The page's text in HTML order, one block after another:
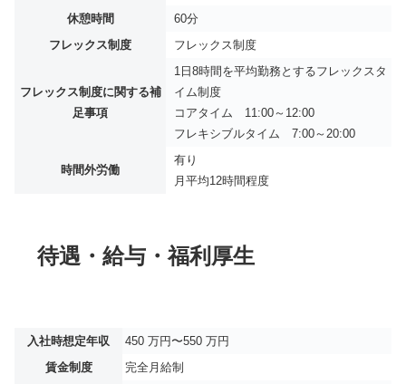
休憩時間
60分
フレックス制度
フレックス制度
フレックス制度に関する補
足事項
1日8時間を平均勤務とするフレックスタ
イム制度
コアタイム 11:00～12:00
フレキシブルタイム 7:00～20:00
時間外労働
有り
月平均12時間程度
待遇・給与・福利厚生
入社時想定年収
450 万円〜550 万円
賃金制度
完全月給制